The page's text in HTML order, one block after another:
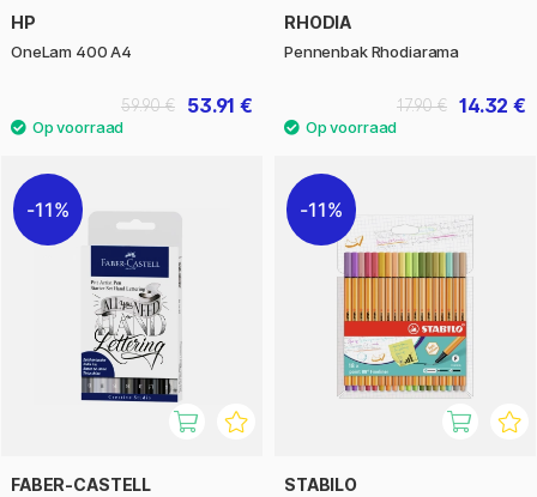
HP
OneLam 400 A4
53.91 €
59.90 €
RHODIA
Pennenbak Rhodiarama
14.32 €
17.90 €
11%
FABER-CASTELL
11%
STABILO